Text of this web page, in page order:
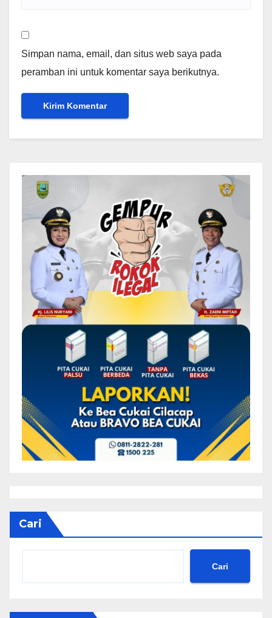
Simpan nama, email, dan situs web saya pada
peramban ini untuk komentar saya berikutnya.
Cari
Cari